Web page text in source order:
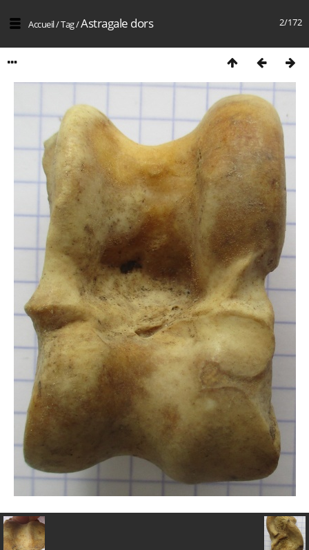
2/172
Accueil/Tag/Astragale dors